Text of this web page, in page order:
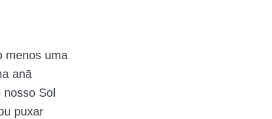
menos uma
anã
Sol
puxar